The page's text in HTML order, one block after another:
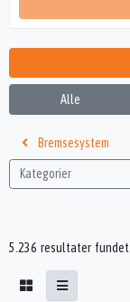
Alle
Bremsesystem
Kategorier
5.236 resultater fundet